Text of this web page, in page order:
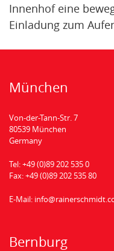
Innenhof eine
Einladung zum
München
Von-der-Tann-Str. 7
80539 München
Germany
Tel:+49 (0)89 202 535 0
Fax:+49 (0)89 202 535 80
E-Mail:
Bernburg